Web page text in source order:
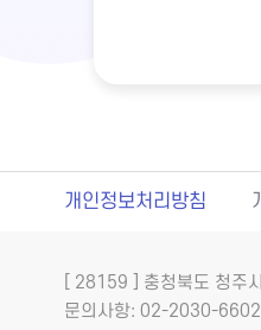
개인정보처리방침
[ 28159 ] 충청북도 청주
문의사항: 02-2030-